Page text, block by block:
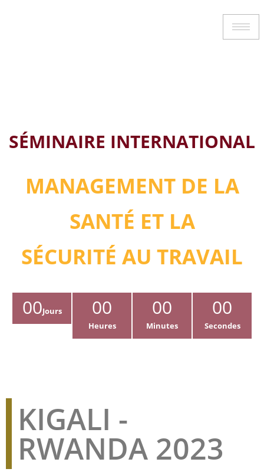
SÉMINAIRE INTERNATIONAL
MANAGEMENT DE LA
SANTÉ ET LA
SÉCURITÉ AU TRAVAIL
00Jours 00
Heures
00
Minutes
00
Secondes
KIGALI -
RWANDA 2023